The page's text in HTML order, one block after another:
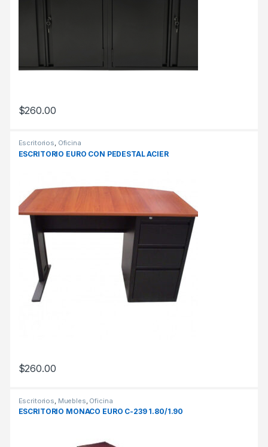
$260.00
Escritorios, Oficina
ESCRITORIO EURO CON PEDESTAL ACIER
$260.00
Escritorios Muebles Oficina
ESCRITORIO MONACO EURO C-239 1.80/1.90